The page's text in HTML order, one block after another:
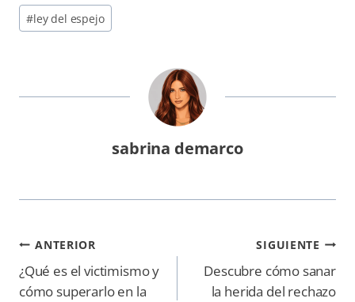
Etiquetas
de
#ley del espejo
sabrina demarco
Navegación
de
entradas
ANTERIOR
¿Qué es el victimismo y
cómo superarlo en la
SIGUIENTE
Descubre cómo sanar
la herida del rechazo